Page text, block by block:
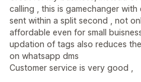
calling , this is gamechanger
sent within a split second , not
affordable even for small
updation of tags also reduces
on whatsapp dms
Customer service is very good ,